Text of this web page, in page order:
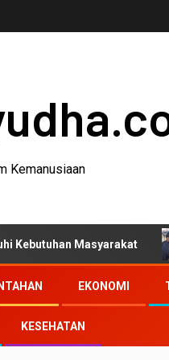
Kemanusiaan
Masyarakat
EKONOMI
KESEHATAN